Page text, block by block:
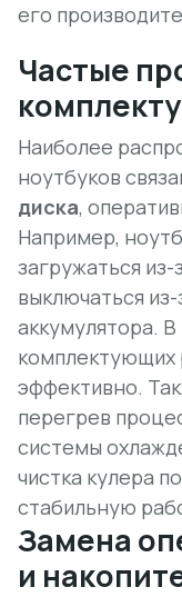
его
Частые
Наиболее
ноутбуков
диска,
Например,
загружаться из-
выключаться
аккумулятора. В
комплектующих
эффективно.
перегрев
системы
чистка кулера
стабильную
Замена
и